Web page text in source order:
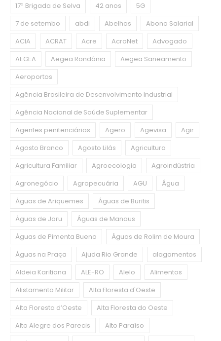
17ª Brigada de Selva
42 anos
5G
7 de setembo
abdi Abelhas
Abono Salarial
ACIA
ACRAT Acre AcroNet
Advogado
AEGEA
Aegea Rondônia
Aegea Saneamento
Aeroportos
Agência Brasileira de Desenvolvimento Industrial
Agência Nacional de Saúde Suplementar
Agentes penitenciários
Agero Agevisa
Agir
Agosto Branco
Agosto Lilás
Agricultura
Agricultura Familiar
Agroecologia
Agroindústria
Agronegócio
Agropecuária AGU
Água
Águas de Ariquemes
Águas de Buritis
Águas de Jaru
Águas de Manaus
Águas de Pimenta Bueno
Águas de Rolim de Moura
Águas na Praça
Ajuda Rio Grande
alagamentos
Aldeia Karitiana
ALE-RO Alelo
Alimentos
Alistamento Militar
Alta Floresta d'Oeste
Alta Floresta d’Oeste
Alta Floresta do Oeste
Alto Alegre dos Parecis
Alto Paraíso